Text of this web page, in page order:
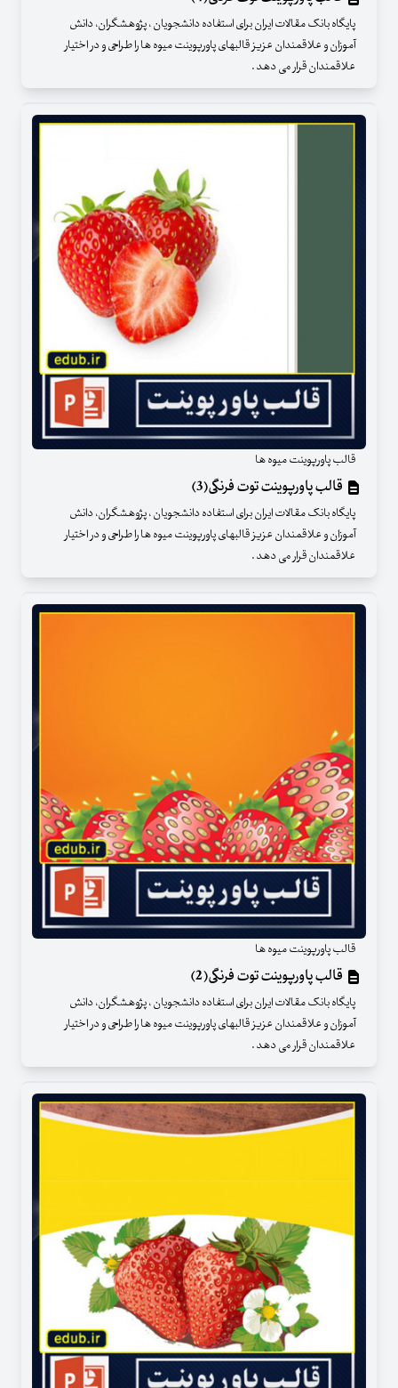
پایگاه بانک مقالات ایران برای استفاده دانشجویان ، پژوهشگران، دانش
آموزان و علاقمندان عزیز قالبهای پاورپوینت میوه ها را طراحی و در اختیار
علاقمندان قرار می دهد .
قالب پاورپوینت میوه ها
قالب پاورپوینت توت فرنگی(3)
پایگاه بانک مقالات ایران برای استفاده دانشجویان ، پژوهشگران، دانش
آموزان و علاقمندان عزیز قالبهای پاورپوینت میوه ها را طراحی و در اختیار
علاقمندان قرار می دهد .
قالب پاورپوینت میوه ها
قالب پاورپوینت توت فرنگی(2)
پایگاه بانک مقالات ایران برای استفاده دانشجویان ، پژوهشگران، دانش
آموزان و علاقمندان عزیز قالبهای پاورپوینت میوه ها را طراحی و در اختیار
علاقمندان قرار می دهد .